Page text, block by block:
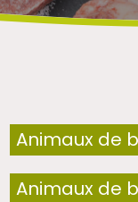
Animaux de
Animaux de